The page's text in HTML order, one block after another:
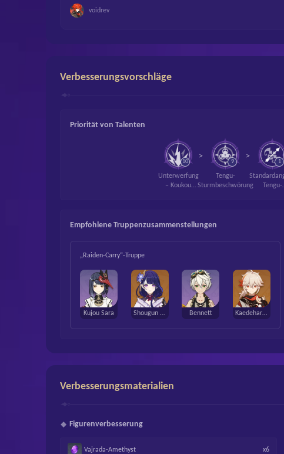
voidrev
Verbesserungsvorschläge
Priorität von Talenten
10
Unterwerfung
– Koukou
>
9
Tengu-
Sturmbeschwörung
>
1
Tengu-
Empfohlene Truppenzusammenstellungen
„Raiden-Carry“-Truppe
Kujou Sara Shougun Raiden Bennett Kaedehara Kazuha
Verbesserungsmaterialien
Figurenverbesserung
Vajrada-Amethyst x6